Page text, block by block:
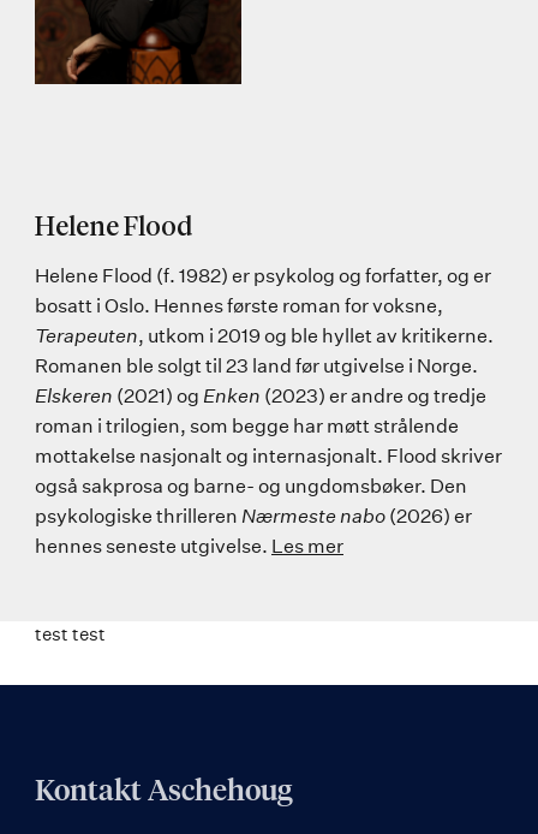
Helene Flood
Helene Flood (f. 1982) er psykolog og forfatter, og er
bosatt i Oslo. Hennes første roman for voksne,
Terapeuten, utkom i 2019 og ble hyllet av kritikerne.
Romanen ble solgt til 23 land før utgivelse i Norge.
Elskeren (2021) og Enken (2023) er andre og tredje
roman i trilogien, som begge har møtt strålende
mottakelse nasjonalt og internasjonalt. Flood skriver
også sakprosa og barne- og ungdomsbøker. Den
psykologiske thrilleren Nærmeste nabo (2026) er
hennes seneste utgivelse. Les mer
test test
Kontakt Aschehoug